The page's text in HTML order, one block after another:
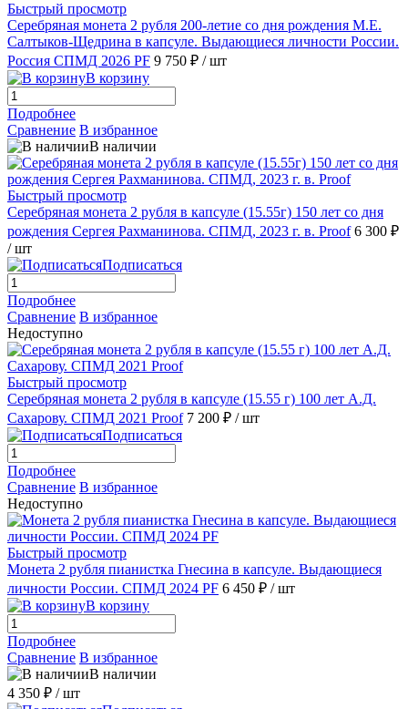
Быстрый просмотр
Серебряная монета 2 рубля 200-летие со дня рождения М.Е.
Салтыков-Щедрина в капсуле. Выдающиеся личности России.
Россия СПМД 2026 PF 9 750 ₽ / шт
В корзину
Подробнее
Сравнение В избранное
В наличии
Быстрый просмотр
Серебряная монета 2 рубля в капсуле (15.55г) 150 лет со дня
рождения Сергея Рахманинова. СПМД, 2023 г. в. Proof 6 300 ₽
/ шт
Подписаться
Подробнее
Сравнение В избранное
Недоступно
Быстрый просмотр
Серебряная монета 2 рубля в капсуле (15.55 г) 100 лет А.Д.
Сахарову. СПМД 2021 Proof 7 200 ₽ / шт
Подписаться
Подробнее
Сравнение В избранное
Недоступно
Быстрый просмотр
Монета 2 рубля пианистка Гнесина в капсуле. Выдающиеся
личности России. СПМД 2024 PF 6 450 ₽ / шт
В корзину
Подробнее
Сравнение В избранное
В наличии
4 350 ₽ / шт